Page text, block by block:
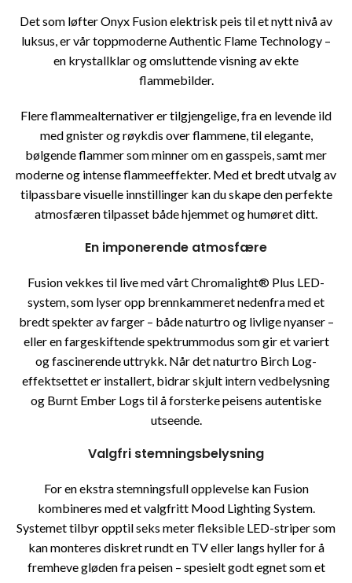
Det som løfter Onyx Fusion elektrisk peis til et nytt nivå av
luksus, er vår toppmoderne Authentic Flame Technology –
en krystallklar og omsluttende visning av ekte
flammebilder.
Flere flammealternativer er tilgjengelige, fra en levende ild
med gnister og røykdis over flammene, til elegante,
bølgende flammer som minner om en gasspeis, samt mer
moderne og intense flammeeffekter. Med et bredt utvalg av
tilpassbare visuelle innstillinger kan du skape den perfekte
atmosfæren tilpasset både hjemmet og humøret ditt.
En imponerende atmosfære
Fusion vekkes til live med vårt Chromalight® Plus LED-
system, som lyser opp brennkammeret nedenfra med et
bredt spekter av farger – både naturtro og livlige nyanser –
eller en fargeskiftende spektrummodus som gir et variert
og fascinerende uttrykk. Når det naturtro Birch Log-
effektsettet er installert, bidrar skjult intern vedbelysning
og Burnt Ember Logs til å forsterke peisens autentiske
utseende.
Valgfri stemningsbelysning
For en ekstra stemningsfull opplevelse kan Fusion
kombineres med et valgfritt Mood Lighting System.
Systemet tilbyr opptil seks meter fleksible LED-striper som
kan monteres diskret rundt en TV eller langs hyller for å
fremheve gløden fra peisen – spesielt godt egnet som et